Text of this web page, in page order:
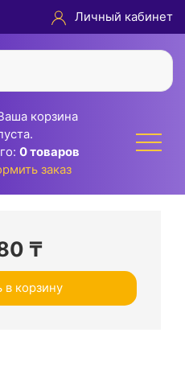
Личный кабинет
корзина
0 товаров
заказ
₸
в корзину